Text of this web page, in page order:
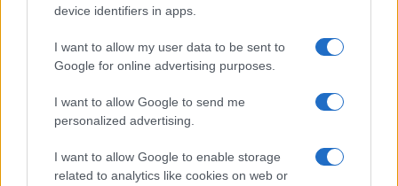
device identifiers in apps.
I want to allow my user data to be sent to
Google for online advertising purposes.
I want to allow Google to send me
personalized advertising.
I want to allow Google to enable storage
related to analytics like cookies on web or
Hyundai: Βραβείο ‘Automotive
Dark Horse’ για καινοτομία και
Togg: Ντεμπούτο στη
startup στην IAA Mobility